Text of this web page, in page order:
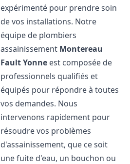
expérimenté pour prendre soin
de vos installations. Notre
équipe de plombiers
assainissement Montereau
Fault Yonne est composée de
professionnels qualifiés et
équipés pour répondre à toutes
vos demandes. Nous
intervenons rapidement pour
résoudre vos problèmes
d'assainissement, que ce soit
une fuite d'eau, un bouchon ou